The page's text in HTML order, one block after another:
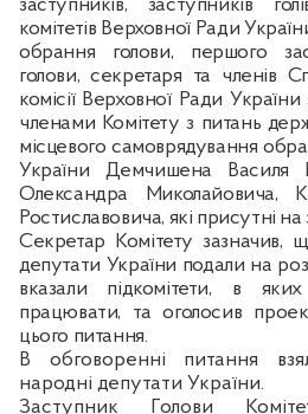
заступників, заступників
комітетів Верховної Ради
обрання голови, першого
голови, секретаря та членів
комісії Верховної Ради України
членами Комітету з питань
місцевого самоврядування
України Демчишена Василя
Олександра Миколайовича,
Ростиславовича, які присутні на
Секретар Комітету зазначив,
депутати України подали на
вказали підкомітети, в
працювати, та оголосив
цього питання.
В обговоренні питання
народні депутати України.
Заступник Голови